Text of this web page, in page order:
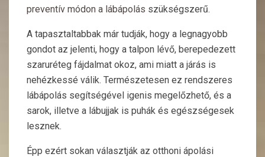
preventív módon a lábápolás szükségszerű.
A tapasztaltabbak már tudják, hogy a legnagyobb
gondot az jelenti, hogy a talpon lévő, berepedezett
szaruréteg fájdalmat okoz, ami miatt a járás is
nehézkessé válik. Természetesen ez rendszeres
lábápolás segítségével igenis megelőzhető, és a
sarok, illetve a lábujjak is puhák és egészségesek
lesznek.
Épp ezért sokan választják az otthoni ápolási